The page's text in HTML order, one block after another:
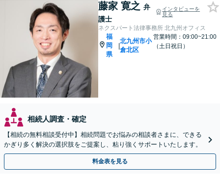
藤家 寛之 弁
護士
インタビューを
見る
ネクスパート法律事務所 北九州オフィス
福
岡
県
|
北九州市小
倉北区
営業時間：09:00~21:00
（土日祝日）
相続人調査・確定
【相続の無料相談受付中】相続問題でお悩みの相談者さまに、できる
かぎり多く解決の選択肢をご提案し、粘り強くサポートいたします。
料金表を見る